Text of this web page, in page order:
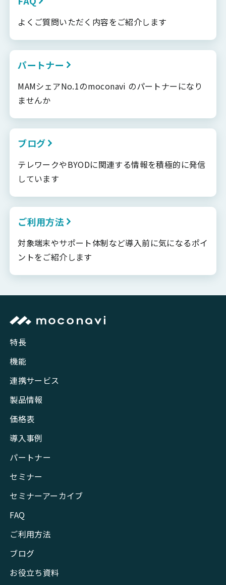
よくご質問いただく内容をご紹介します
パートナー
MAMシェアNo.1のmoconavi のパートナーになり
ませんか
ブログ
テレワークやBYODに関連する情報を積極的に発信
しています
ご利用方法
対象端末やサポート体制など導入前に気になるポイ
ントをご紹介します
特長
機能
連携サービス
製品情報
価格表
導入事例
パートナー
セミナー
セミナーアーカイブ
FAQ
ご利用方法
ブログ
お役立ち資料